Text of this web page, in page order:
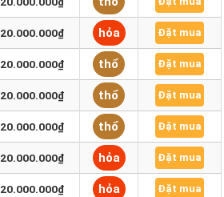
20.000.000₫ hỏa Đặt mua
20.000.000₫ thổ Đặt mua
20.000.000₫ thổ Đặt mua
20.000.000₫ thổ Đặt mua
20.000.000₫ hỏa Đặt mua
20.000.000₫ hỏa Đặt mua